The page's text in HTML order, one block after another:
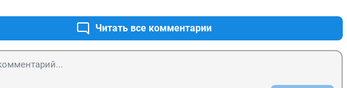
Читать все комментарии